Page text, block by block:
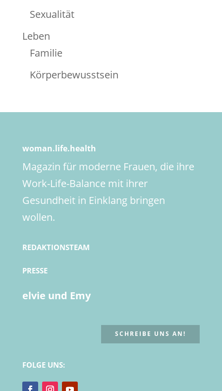
Sexualität
Leben
Familie
Körperbewusstsein
woman.life.health
Magazin für moderne Frauen, die ihre
Work-Life-Balance mit ihrer
Gesundheit in Einklang bringen
wollen.
REDAKTIONSTEAM
PRESSE
elvie und Emy
SCHREIBE UNS AN!
FOLGE UNS: